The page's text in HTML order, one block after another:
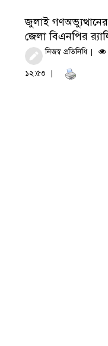
জুলাই গণঅভ্যুত্থানের
জেলা বিএনপির
নিজস্ব প্রতিনিধি
১২:৫৩